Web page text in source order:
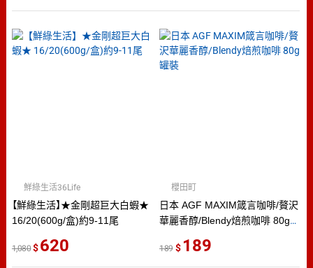
【鮮綠生活】★金剛超巨大白蝦★
16/20(600g/盒)約9-11尾
鮮綠生活36Life
1,080 620
日本 AGF MAXIM箴言咖啡/贅沢
華麗香醇/Blendy焙煎咖啡 80g罐
櫻田町
189 189